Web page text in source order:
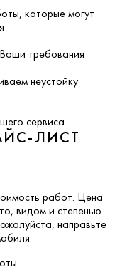
которые могут
требования
неустойку
сервиса
ЛИСТ
работ. Цена
видом и степенью
направьте
.